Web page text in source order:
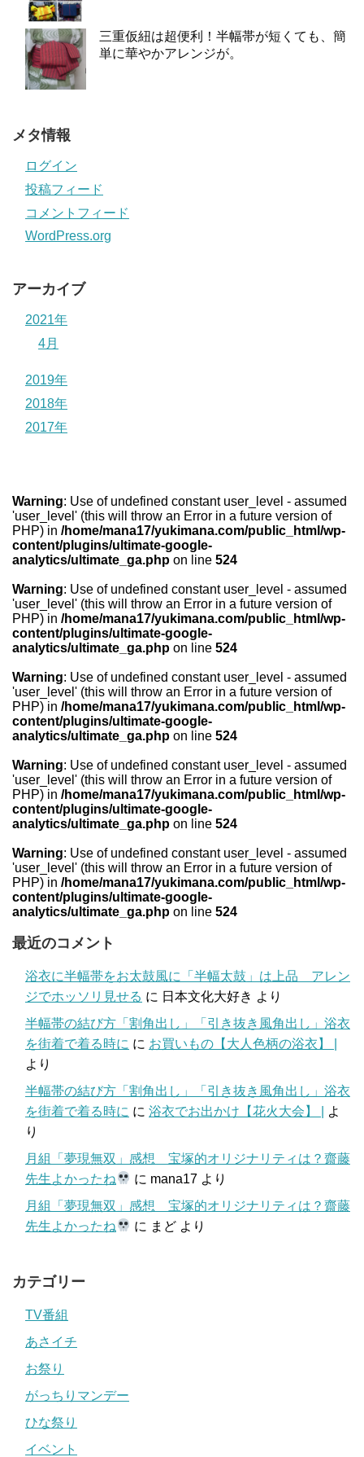
三重仮紐は超便利！半幅帯が短くても、簡
単に華やかアレンジが。
メタ情報
ログイン
投稿フィード
コメントフィード
WordPress.org
アーカイブ
2021年
4月
2019年
2018年
2017年
Warning: Use of undefined constant user_level - assumed
'user_level' (this will throw an Error in a future version of
PHP) in /home/mana17/yukimana.com/public_html/wp-
content/plugins/ultimate-google-
analytics/ultimate_ga.php on line 524
Warning: Use of undefined constant user_level - assumed
'user_level' (this will throw an Error in a future version of
PHP) in /home/mana17/yukimana.com/public_html/wp-
content/plugins/ultimate-google-
analytics/ultimate_ga.php on line 524
Warning: Use of undefined constant user_level - assumed
'user_level' (this will throw an Error in a future version of
PHP) in /home/mana17/yukimana.com/public_html/wp-
content/plugins/ultimate-google-
analytics/ultimate_ga.php on line 524
Warning: Use of undefined constant user_level - assumed
'user_level' (this will throw an Error in a future version of
PHP) in /home/mana17/yukimana.com/public_html/wp-
content/plugins/ultimate-google-
analytics/ultimate_ga.php on line 524
Warning: Use of undefined constant user_level - assumed
'user_level' (this will throw an Error in a future version of
PHP) in /home/mana17/yukimana.com/public_html/wp-
content/plugins/ultimate-google-
analytics/ultimate_ga.php on line 524
最近のコメント
浴衣に半幅帯をお太鼓風に「半幅太鼓」は上品 アレン
ジでホッソリ見せる に 日本文化大好き より
半幅帯の結び方「割角出し」「引き抜き風角出し」浴衣
を街着で着る時に に お買いもの【大人色柄の浴衣】 |
より
半幅帯の結び方「割角出し」「引き抜き風角出し」浴衣
を街着で着る時に に 浴衣でお出かけ【花火大会】 |
よ
り
月組「夢現無双」感想 宝塚的オリジナリティは？齋藤
先生よかったね
に mana17 より
月組「夢現無双」感想 宝塚的オリジナリティは？齋藤
先生よかったね
に まど より
カテゴリー
TV番組
あさイチ
お祭り
がっちりマンデー
ひな祭り
イベント